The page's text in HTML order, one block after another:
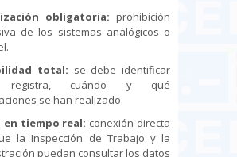
obligatoria: prohibición
de los sistemas analógicos o
total: se debe identificar
registra, cuándo y qué
se han realizado.
en tiempo real: conexión directa
la Inspección de Trabajo y la
puedan consultar los datos